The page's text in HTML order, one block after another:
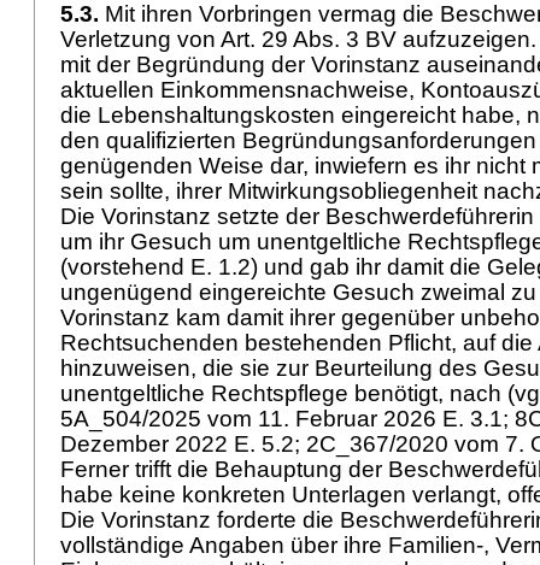
5.3. Mit ihren Vorbringen vermag die
Verletzung von Art. 29 Abs. 3 BV
mit der Begründung der Vorinstanz
aktuellen Einkommensnachweise,
die Lebenshaltungskosten eingereicht habe,
den qualifizierten
genügenden Weise dar, inwiefern es ihr nicht
sein sollte, ihrer Mitwirkungsobliegenheit
Die Vorinstanz setzte der
um ihr Gesuch um unentgeltliche
(vorstehend E. 1.2) und gab ihr damit die
ungenügend eingereichte Gesuch zweimal
Vorinstanz kam damit ihrer gegenüber
Rechtsuchenden bestehenden Pflicht, auf die
hinzuweisen, die sie zur Beurteilung des
unentgeltliche Rechtspflege benötigt, nach
5A_504/2025 vom 11. Februar 2026 E. 3.1;
Dezember 2022 E. 5.2; 2C_367/2020 vom 7.
Ferner trifft die Behauptung der
habe keine konkreten Unterlagen verlangt,
Die Vorinstanz forderte die
vollständige Angaben über ihre Familien-,